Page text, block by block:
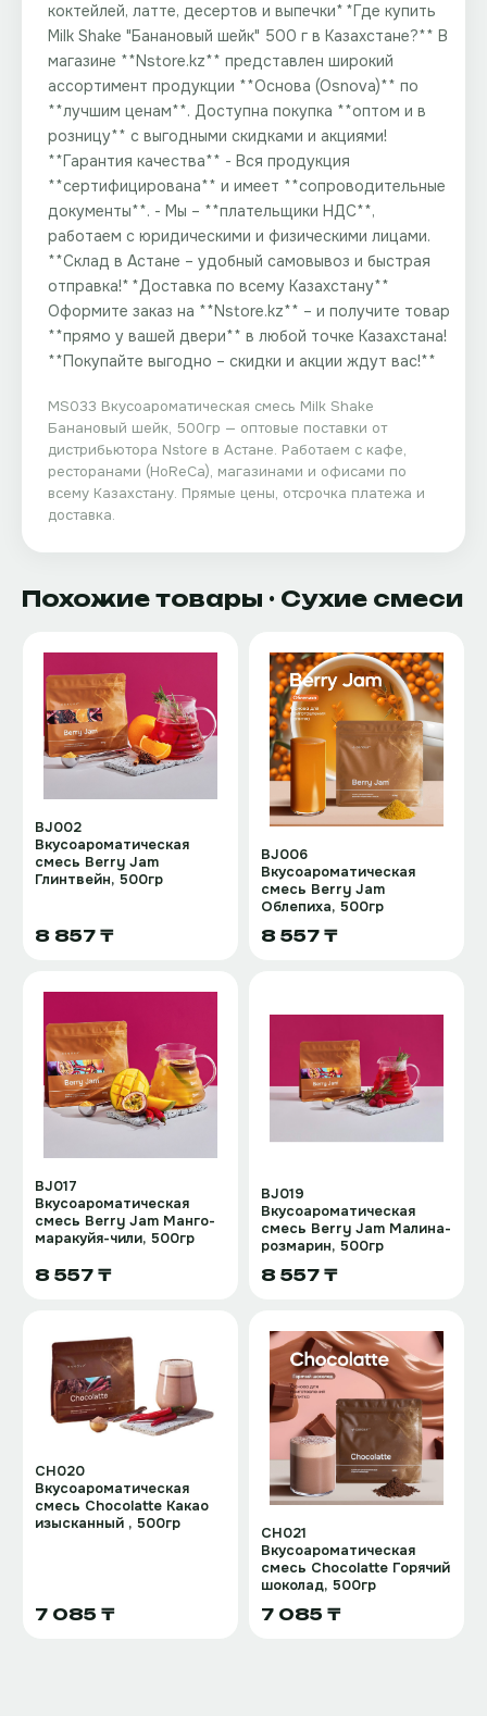
коктейлей, латте, десертов и выпечки** **Где купить
Milk Shake "Банановый шейк" 500 г в Казахстане?** В
магазине **Nstore.kz** представлен широкий
ассортимент продукции **Основа (Osnova)** по
**лучшим ценам**. Доступна покупка **оптом и в
розницу** с выгодными скидками и акциями!
**Гарантия качества** - Вся продукция
**сертифицирована** и имеет **сопроводительные
документы**. - Мы – **плательщики НДС**,
работаем с юридическими и физическими лицами.
**Склад в Астане – удобный самовывоз и быстрая
отправка!** **Доставка по всему Казахстану**
Оформите заказ на **Nstore.kz** – и получите товар
**прямо у вашей двери** в любой точке Казахстана!
**Покупайте выгодно – скидки и акции ждут вас!**
MS033 Вкусоароматическая смесь Milk Shake
Банановый шейк, 500гр — оптовые поставки от
дистрибьютора Nstore в Астане. Работаем с кафе,
ресторанами (HoReCa), магазинами и офисами по
всему Казахстану. Прямые цены, отсрочка платежа и
доставка.
Похожие товары · Сухие смеси
BJ002
Вкусоароматическая
смесь Berry Jam
Глинтвейн, 500гр
8 857 ₸
BJ006
Вкусоароматическая
смесь Berry Jam
Облепиха, 500гр
8 557 ₸
BJ017
Вкусоароматическая
смесь Berry Jam Манго-
маракуйя-чили, 500гр
8 557 ₸
BJ019
Вкусоароматическая
смесь Berry Jam Малина-
розмарин, 500гр
8 557 ₸
CH020
Вкусоароматическая
смесь Chocolatte Какао
изысканный , 500гр
7 085 ₸
CH021
Вкусоароматическая
смесь Chocolatte Горячий
шоколад, 500гр
7 085 ₸